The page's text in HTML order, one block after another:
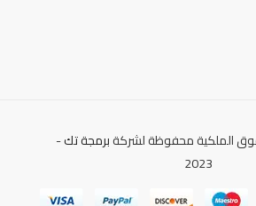
برمجة تك-
2023